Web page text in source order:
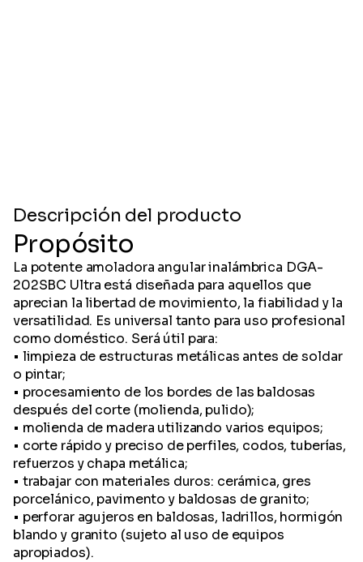
Descripción del producto
Propósito
La potente amoladora angular inalámbrica DGA-
202SBC Ultra está diseñada para aquellos que
aprecian la libertad de movimiento, la fiabilidad y la
versatilidad. Es universal tanto para uso profesional
como doméstico. Será útil para:
• limpieza de estructuras metálicas antes de soldar
o pintar;
• procesamiento de los bordes de las baldosas
después del corte (molienda, pulido);
• molienda de madera utilizando varios equipos;
• corte rápido y preciso de perfiles, codos, tuberías,
refuerzos y chapa metálica;
• trabajar con materiales duros: cerámica, gres
porcelánico, pavimento y baldosas de granito;
• perforar agujeros en baldosas, ladrillos, hormigón
blando y granito (sujeto al uso de equipos
apropiados).